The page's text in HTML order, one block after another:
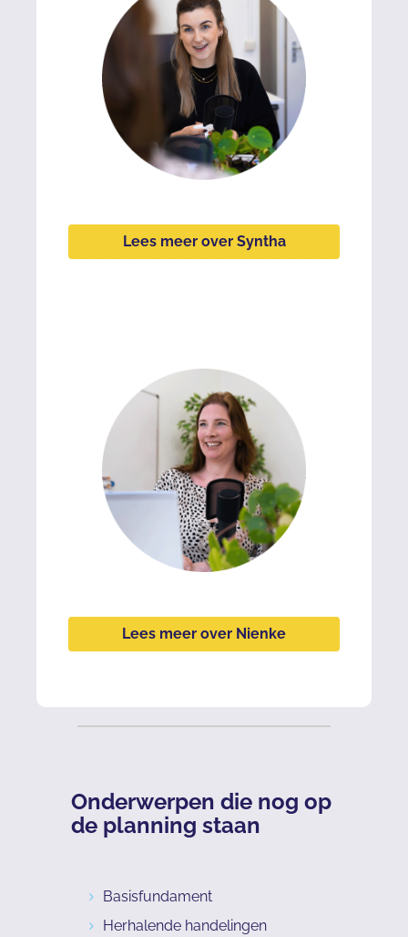
Lees meer over Syntha
Lees meer over Nienke
Onderwerpen die nog op
de planning staan
Basisfundament
Herhalende handelingen